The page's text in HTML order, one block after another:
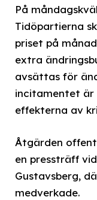
På
Tidöpartierna
priset på
extra
avsättas för
incitamentet är
effekterna av
Åtgärden
en pressträff
Gustavsberg,
medverkade.